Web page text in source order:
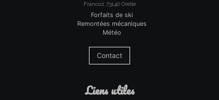
Francoz 73140 Orelle
Forfaits de ski
Remontées mécaniques
Météo
Contact
liens utiles